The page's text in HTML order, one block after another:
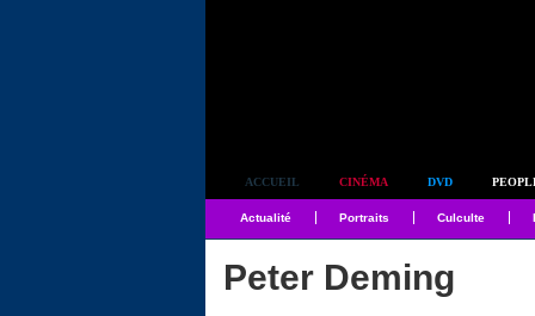
ACCUEIL CINÉMA DVD
Actualité Portraits Culculte
Peter Deming